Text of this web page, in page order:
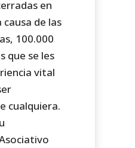
en
de las
100.000
que se les
vital
cualquiera.